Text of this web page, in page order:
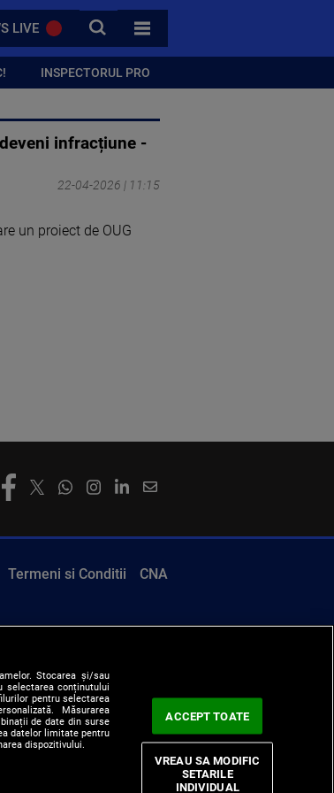
LIVE CAUTA
TOATE CATEGORIILE
INSPECTORUL PRO
infracțiune -
22-04-2026 | 11:15
un proiect de OUG
Termeni si Conditii CNA
Stocarea și/sau
selectarea conținutului
pentru selectarea
Măsurarea
de date din surse
datelor limitate pentru
dispozitivului.
ACCEPT TOATE
VREAU SA MODIFIC
SETARILE
INDIVIDUAL